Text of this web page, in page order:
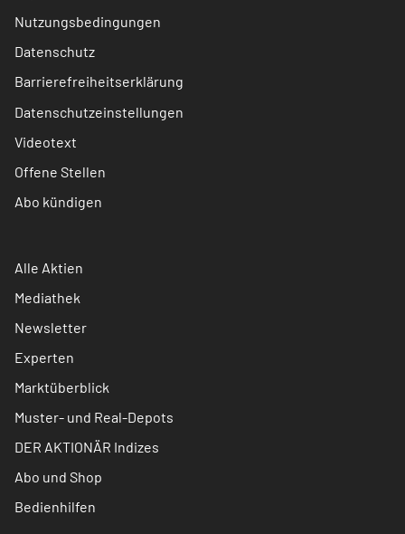
Nutzungsbedingungen
Datenschutz
Barrierefreiheitserklärung
Datenschutzeinstellungen
Videotext
Offene Stellen
Abo kündigen
Alle Aktien
Mediathek
Newsletter
Experten
Marktüberblick
Muster- und Real-Depots
DER AKTIONÄR Indizes
Abo und Shop
Bedienhilfen